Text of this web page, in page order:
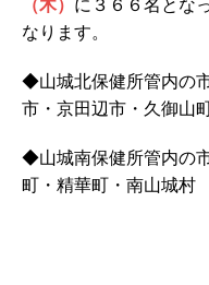
なります。
◆山城北保健所管内の
市・京田辺市・久御山
◆山城南保健所管内の
町・精華町・南山城村